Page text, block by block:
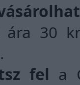
ára 30
fel a